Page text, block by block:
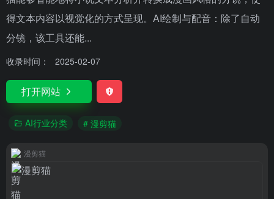
得文本内容以视觉化的方式呈现。AI绘制与配音：除了自动
分镜，该工具还能...
收录时间： 2025-02-07
打开网站
AI行业分类 # 漫剪猫
漫剪猫